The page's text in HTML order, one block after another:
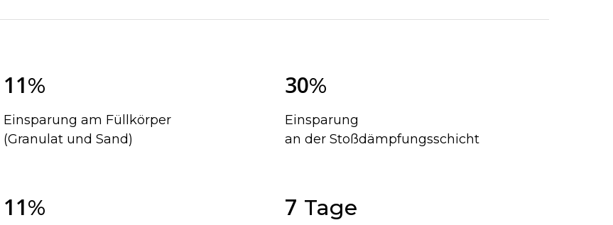
11%
Einsparung am Füllkörper
(Granulat und Sand)
30%
Einsparung
an der Stoßdämpfungsschicht
11% 7 Tage